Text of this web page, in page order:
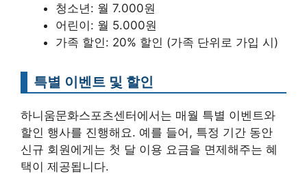
청소년: 월 7.000원
어린이: 월 5.000원
가족 할인: 20% 할인 (가족 단위로 가입 시)
특별 이벤트 및 할인
하니움문화스포츠센터에서는 매월 특별 이벤트와
할인 행사를 진행해요. 예를 들어, 특정 기간 동안
신규 회원에게는 첫 달 이용 요금을 면제해주는 혜
택이 제공됩니다.